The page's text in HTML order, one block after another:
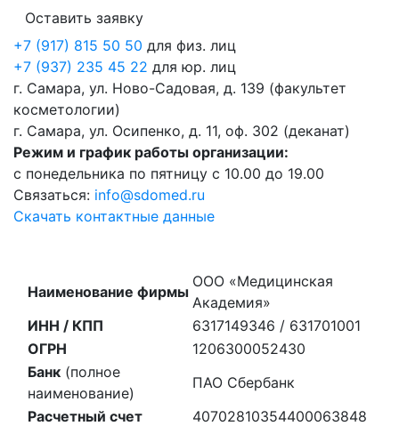
Оставить заявку
+7 (917) 815 50 50 для физ. лиц
+7 (937) 235 45 22 для юр. лиц
г. Самара, ул. Ново-Садовая, д. 139 (факультет
косметологии)
г. Самара, ул. Осипенко, д. 11, оф. 302 (деканат)
Режим и график работы организации:
с понедельника по пятницу с 10.00 до 19.00
Связаться: info@sdomed.ru
Скачать контактные данные
Наименование фирмы
ООО «Медицинская
Академия»
ИНН / КПП
6317149346 / 631701001
ОГРН
1206300052430
Банк (полное
наименование)
ПАО Сбербанк
Расчетный счет
40702810354400063848